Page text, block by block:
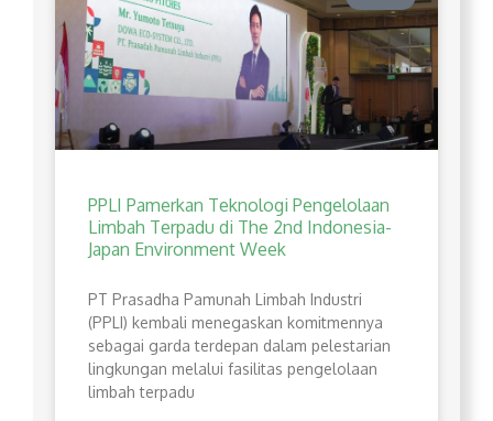
PPLI Pamerkan Teknologi Pengelolaan
Limbah Terpadu di The 2nd Indonesia-
Japan Environment Week
PT Prasadha Pamunah Limbah Industri
(PPLI) kembali menegaskan komitmennya
sebagai garda terdepan dalam pelestarian
lingkungan melalui fasilitas pengelolaan
limbah terpadu